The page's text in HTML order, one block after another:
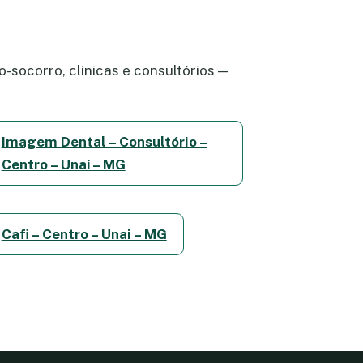
socorro, clínicas e consultórios —
Imagem Dental – Consultório –
Centro – Unaí – MG
Cafi – Centro – Unai – MG